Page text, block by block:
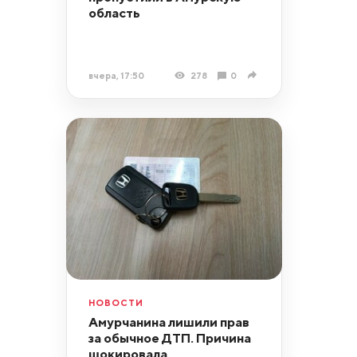
область
вчера, 17:50 278 0
НОВОСТИ
Амурчанина лишили прав
за обычное ДТП. Причина